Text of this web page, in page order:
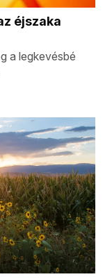
éjszaka
a legkevésbé